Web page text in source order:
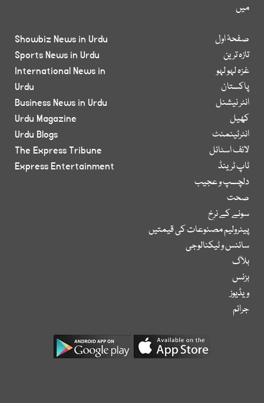
میں
صفحۂ اول
تازہ ترین
غزہ لہو لہو
پاکستان
انٹر نیشنل
کھیل
انٹرٹینمنٹ
لائف اسٹائل
ٹاپ ٹرینڈ
دلچسپ و عجیب
صحت
سونے کے نرخ
پیٹرولیم مصنوعات کی قیمتیں
سائنس و ٹیکنالوجی
بلاگ
بزنس
ویڈیوز
جرائم
Showbiz News in Urdu
Sports News in Urdu
International News in
Urdu
Business News in Urdu
Urdu Magazine
Urdu Blogs
The Express Tribune
Express Entertainment